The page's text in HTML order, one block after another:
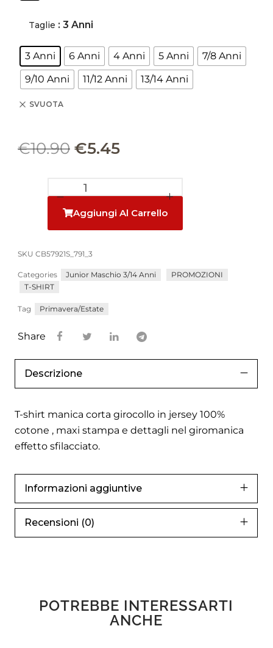
Taglie : 3 Anni
3 Anni 6 Anni 4 Anni 5 Anni
7/8 Anni
9/10 Anni
11/12 Anni 13/14 Anni
SVUOTA
€10.90 €5.45
Aggiungi Al Carrello
SKU CB57921S_791_3
Categories Junior Maschio 3/14 Anni
PROMOZIONI
T-SHIRT
Tag Primavera/Estate
Share
Descrizione
T-shirt manica corta girocollo in jersey 100%
cotone , maxi stampa e dettagli nel giromanica
effetto sfilacciato.
Informazioni aggiuntive
Recensioni (0)
POTREBBE INTERESSARTI
ANCHE